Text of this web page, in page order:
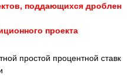
поддающихся дроблен
проекта
простой процентной ставк